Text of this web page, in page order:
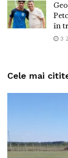
în
3
Cele mai